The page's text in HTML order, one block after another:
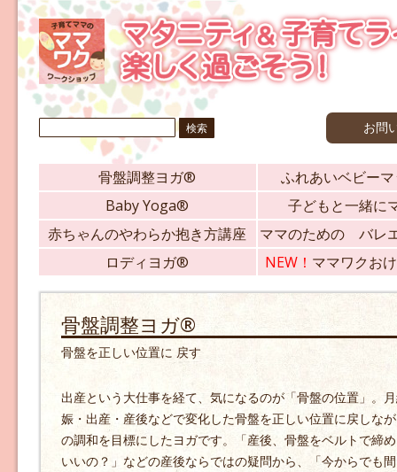
検
索: お問
骨盤調整ヨガ®
ふれあいベビー
Baby Yoga®
子どもと一緒に
赤ちゃんのやわらか抱き方講座
ママのための バレ
ロディヨガ®
NEW！ ママワクお
骨盤調整ヨガ®
骨盤を正しい位置に 戻す
出産という大仕事を経て、気になるのが「骨盤の位置」。
娠・出産・産後などで変化した骨盤を正しい位置に戻しな
の調和を目標にしたヨガです。「産後、骨盤をベルトで締
いいの？」などの産後ならではの疑問から、「今からでも